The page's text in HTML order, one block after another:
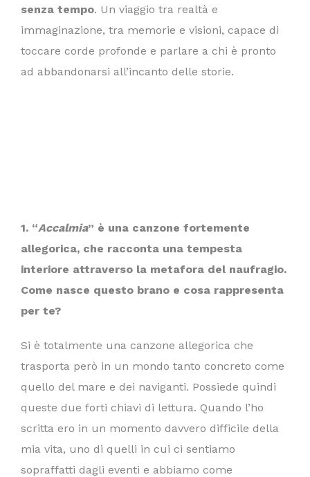
senza tempo. Un viaggio tra realtà e
immaginazione, tra memorie e visioni, capace di
toccare corde profonde e parlare a chi è pronto
ad abbandonarsi all’incanto delle storie.
1. “Accalmia” è una canzone fortemente
allegorica, che racconta una tempesta
interiore attraverso la metafora del naufragio.
Come nasce questo brano e cosa rappresenta
per te?
Si è totalmente una canzone allegorica che
trasporta però in un mondo tanto concreto come
quello del mare e dei naviganti. Possiede quindi
queste due forti chiavi di lettura. Quando l’ho
scritta ero in un momento davvero difficile della
mia vita, uno di quelli in cui ci sentiamo
sopraffatti dagli eventi e abbiamo come